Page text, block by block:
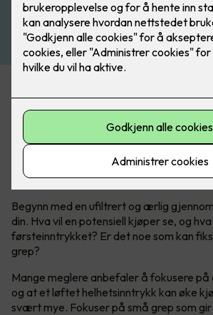
med rent tap. Vi har samlet noen viktige
som faktisk lønner seg å gjøre før et
Hvor bør du starte?
Begynn med en ufiltrert og ærlig
din. Hva vil en potensiell kjøper se, og
førsteinntrykket? Er det noe som kan
grep?
Mange meglere anbefaler å fokusere på
og at et løftet helhetsinntrykk kan øke
svært mye. Fokuser på små grep som